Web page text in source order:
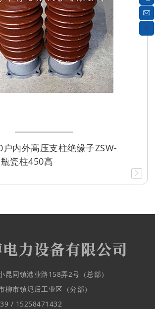
内外高压支柱绝缘子ZSW-
瓷柱450高
昆同镇港业路158弄2号（总部）
镇坭后工业区（分部）
/ 15258471432